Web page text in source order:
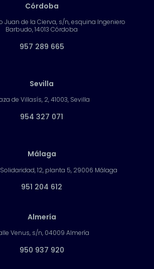
Córdoba
Juan de la Cierva, s/n, esquina Ingeniero
Barbudo, 14013 Córdoba
957 289 665
Sevilla
de Villasís, 2, 41003, Sevilla
954 327 071
Málaga
12, planta 5, 29006 Málaga
951 204 612
Almería
Venus, s/n, 04009 Almería
950 937 920